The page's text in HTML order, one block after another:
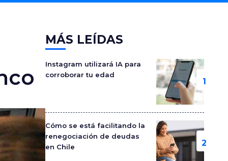
MÁS LEÍDAS
Instagram utilizará IA para
corroborar tu edad
Cómo se está facilitando la
renegociación de deudas
en Chile